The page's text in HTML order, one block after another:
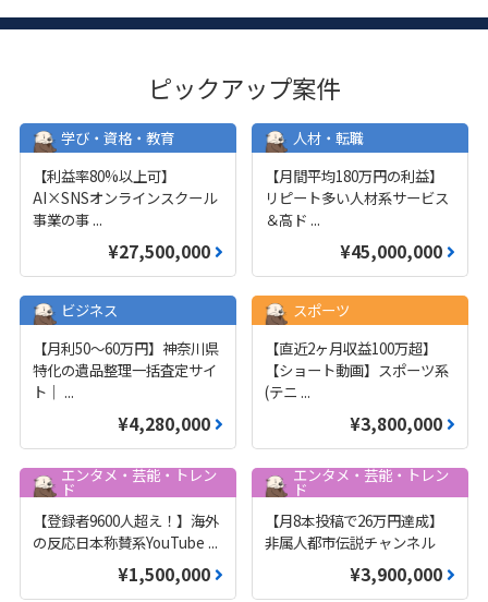
ピックアップ案件
学び・資格・教育
【利益率80%以上可】
AI×SNSオンラインスクール
事業の事 ...
¥27,500,000
人材・転職
【月間平均180万円の利益】
リピート多い人材系サービス
＆高ド ...
¥45,000,000
ビジネス
【月利50〜60万円】神奈川県
特化の遺品整理一括査定サイ
ト｜ ...
¥4,280,000
スポーツ
【直近2ヶ月収益100万超】
【ショート動画】スポーツ系
(テニ ...
¥3,800,000
エンタメ・芸能・トレン
ド
【登録者9600人超え！】海外
の反応日本称賛系YouTube ...
¥1,500,000
エンタメ・芸能・トレン
ド
【月8本投稿で26万円達成】
非属人都市伝説チャンネル
¥3,900,000